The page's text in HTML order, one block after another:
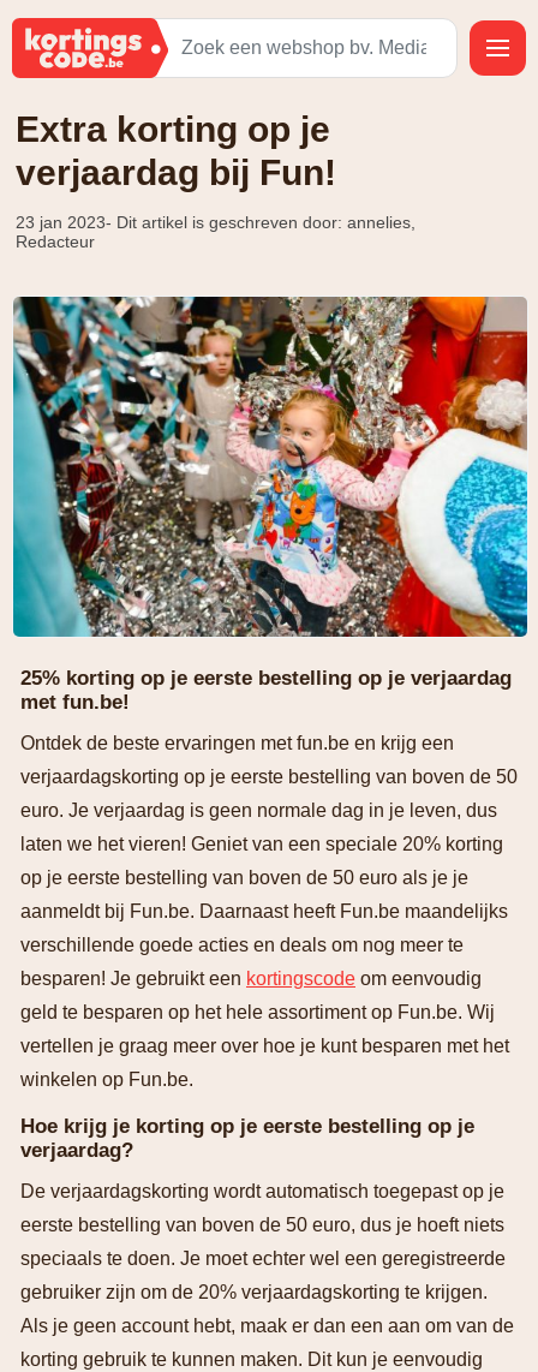
Extra korting op je
verjaardag bij Fun!
23 jan 2023- Dit artikel is geschreven door: annelies,
Redacteur
25% korting op je eerste bestelling op je verjaardag
met fun.be!
Ontdek de beste ervaringen met fun.be en krijg een
verjaardagskorting op je eerste bestelling van boven de 50
euro. Je verjaardag is geen normale dag in je leven, dus
laten we het vieren! Geniet van een speciale 20% korting
op je eerste bestelling van boven de 50 euro als je je
aanmeldt bij Fun.be. Daarnaast heeft Fun.be maandelijks
verschillende goede acties en deals om nog meer te
besparen! Je gebruikt een kortingscode om eenvoudig
geld te besparen op het hele assortiment op Fun.be. Wij
vertellen je graag meer over hoe je kunt besparen met het
winkelen op Fun.be.
Hoe krijg je korting op je eerste bestelling op je
verjaardag?
De verjaardagskorting wordt automatisch toegepast op je
eerste bestelling van boven de 50 euro, dus je hoeft niets
speciaals te doen. Je moet echter wel een geregistreerde
gebruiker zijn om de 20% verjaardagskorting te krijgen.
Als je geen account hebt, maak er dan een aan om van de
korting gebruik te kunnen maken. Dit kun je eenvoudig